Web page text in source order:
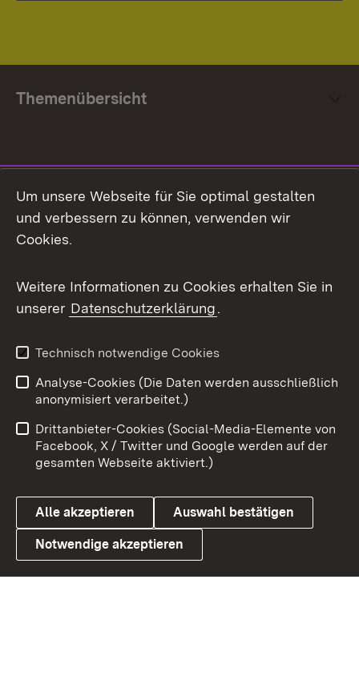
Themenübersicht
Facebook
X / Twitter
Youtube
Link zum Landesportal
Impressum
Kontakt
Barrierefreiheit
Datenschutz
Cookies
Um unsere Webseite für Sie optimal gestalten
und verbessern zu können, verwenden wir
Cookies.
Weitere Informationen zu Cookies erhalten Sie in
unserer Datenschutzerklärung.
Technisch notwendige Cookies
Analyse-Cookies (Die Daten werden ausschließlich
anonymisiert verarbeitet.)
Drittanbieter-Cookies (Social-Media-Elemente von
Facebook, X / Twitter und Google werden auf der
gesamten Webseite aktiviert.)
Alle akzeptieren Auswahl bestätigen
Notwendige akzeptieren